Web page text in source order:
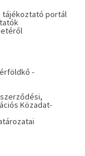
tájékoztató portál
-
Közadat-